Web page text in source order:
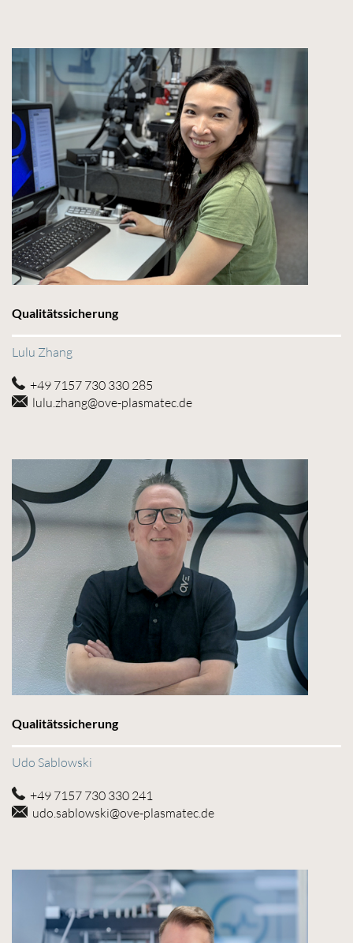
Qualitätssicherung
Lulu Zhang
+49 7157 730 330 285
lulu.zhang@ove-plasmatec.de
Qualitätssicherung
Udo Sablowski
+49 7157 730 330 241
udo.sablowski@ove-plasmatec.de